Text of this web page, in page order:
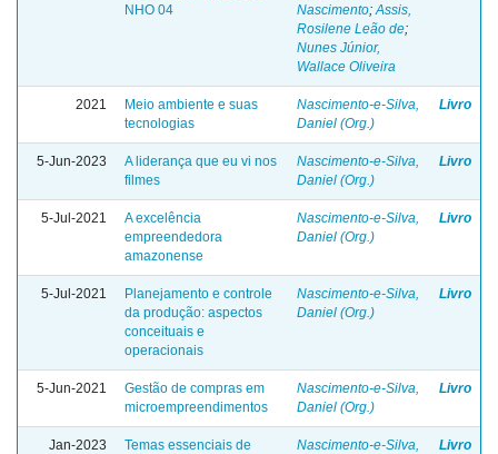
NHO 04
Nascimento; Assis,
Rosilene Leão de;
Nunes Júnior,
Wallace Oliveira
2021
Meio ambiente e suas
tecnologias
Nascimento-e-Silva,
Daniel (Org.)
Livro
5-Jun-2023
A liderança que eu vi nos
filmes
Nascimento-e-Silva,
Daniel (Org.)
Livro
5-Jul-2021
A excelência
empreendedora
amazonense
Nascimento-e-Silva,
Daniel (Org.)
Livro
5-Jul-2021
Planejamento e controle
da produção: aspectos
conceituais e
operacionais
Nascimento-e-Silva,
Daniel (Org.)
Livro
5-Jun-2021
Gestão de compras em
microempreendimentos
Nascimento-e-Silva,
Daniel (Org.)
Livro
Jan-2023
Temas essenciais de
Nascimento-e-Silva,
Livro